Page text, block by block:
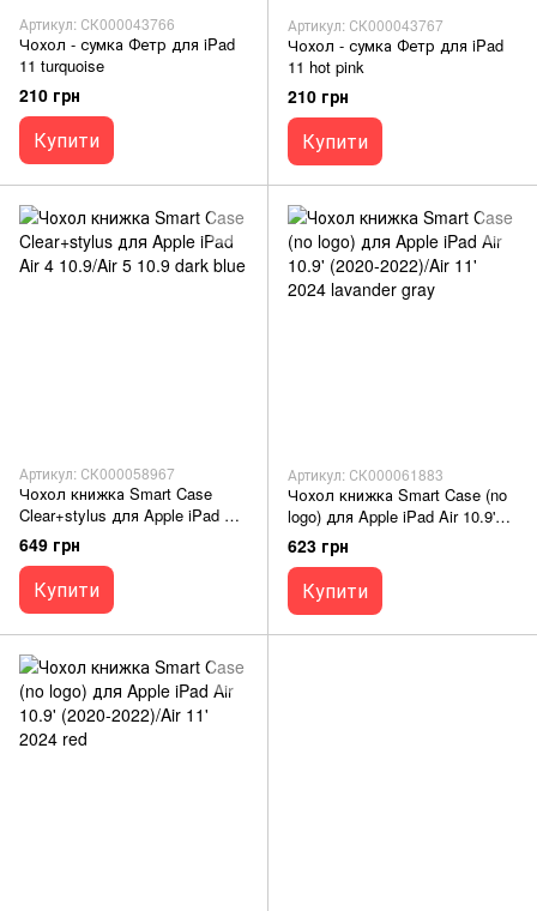
Артикул: СК000043766
Чохол - сумка Фетр для iPad
11 turquoise
210 грн
Купити
Артикул: СК000043767
Чохол - сумка Фетр для iPad
11 hot pink
210 грн
Купити
Артикул: СК000058967
Чохол книжка Smart Case
Clear+stylus для Apple iPad Air
4 10.9/Air 5 10.9 dark blue
649 грн
Купити
Артикул: СК000061883
Чохол книжка Smart Case (no
logo) для Apple iPad Air 10.9'
(2020-2022)/Air 11' 2024
lavander gray
623 грн
Купити